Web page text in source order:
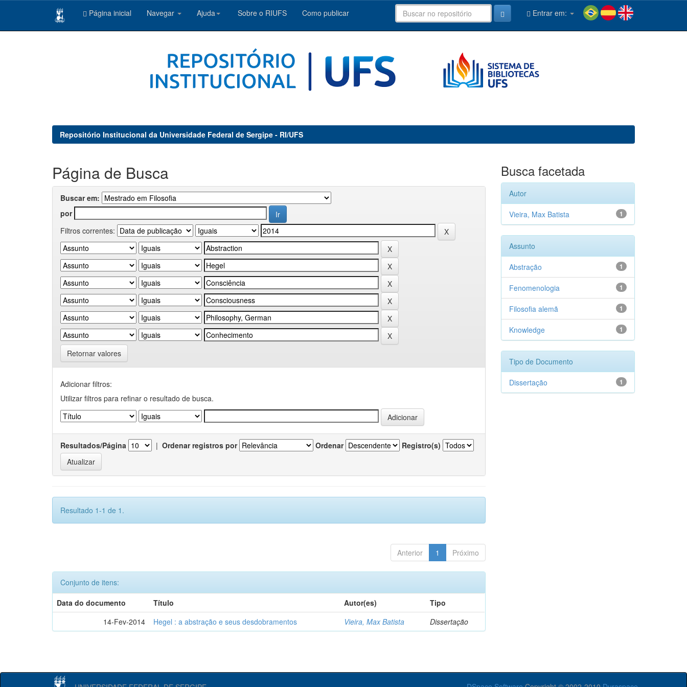
Página inicial Navegar Ajuda Sobre o RIUFS Como publicar Entrar em:
Repositório Institucional da Universidade Federal de Sergipe - RI/UFS
Página de Busca
Buscar em:
por
Filtros correntes:
Retornar valores
Adicionar filtros:
Utilizar filtros para refinar o resultado de busca.
Resultados/Página | Ordenar registros por Ordenar Registro(s)
Resultado 1-1 de 1.
Anterior 1 Próximo
Conjunto de itens:
Data do documento
Título Autor(es)
Tipo
14-Fev-2014
Hegel : a abstração e seus desdobramentos Vieira, Max Batista Dissertação
Busca facetada
Autor
1
Vieira, Max Batista
Assunto
1
Abstração
1
Fenomenologia
1
Filosofia alemã
1
Knowledge
Tipo de Documento
1
Dissertação